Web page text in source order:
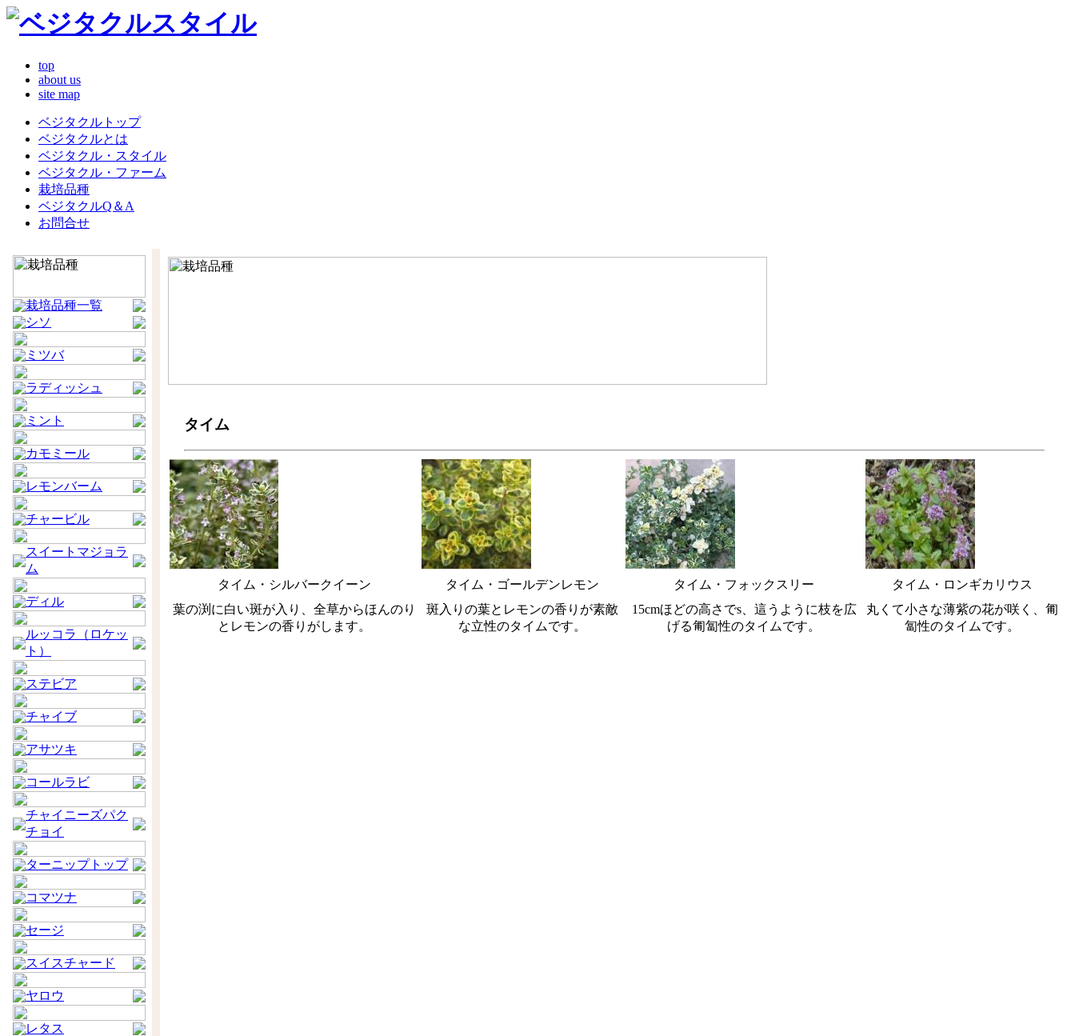
top
about us
site map
ベジタクルトップ
ベジタクルとは
ベジタクル・スタイル
ベジタクル・ファーム
栽培品種
ベジタクルQ＆A
お問合せ
栽培品種一覧
シソ
ミツバ
ラディッシュ
ミント
カモミール
レモンバーム
チャービル
スイートマジョラ
ム
ディル
ルッコラ（ロケッ
ト）
ステビア
チャイブ
アサツキ
コールラビ
チャイニーズパク
チョイ
ターニップトップ
コマツナ
セージ
スイスチャード
ヤロウ
レタス
タイム
タイム・シルバークイーン
葉の渕に白い斑が入り、全草からほんのり
とレモンの香りがします。
タイム・ゴールデンレモン
斑入りの葉とレモンの香りが素敵
な立性のタイムです。
タイム・フォックスリー
15cmほどの高さでs、這うように枝を広
げる匍匐性のタイムです。
タイム・ロンギカリウス
丸くて小さな薄紫の花が咲く、匍
匐性のタイムです。